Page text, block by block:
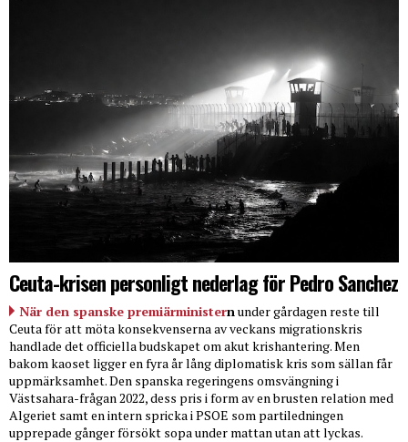
Ceuta-krisen personligt nederlag för Pedro Sanchez
När den spanske premiärministern under gårdagen reste till
Ceuta för att möta konsekvenserna av veckans migrationskris
handlade det officiella budskapet om akut krishantering. Men
bakom kaoset ligger en fyra år lång diplomatisk kris som sällan får
uppmärksamhet. Den spanska regeringens omsvängning i
Västsahara-frågan 2022, dess pris i form av en brusten relation med
Algeriet samt en intern spricka i PSOE som partiledningen
upprepade gånger försökt sopa under mattan utan att lyckas.